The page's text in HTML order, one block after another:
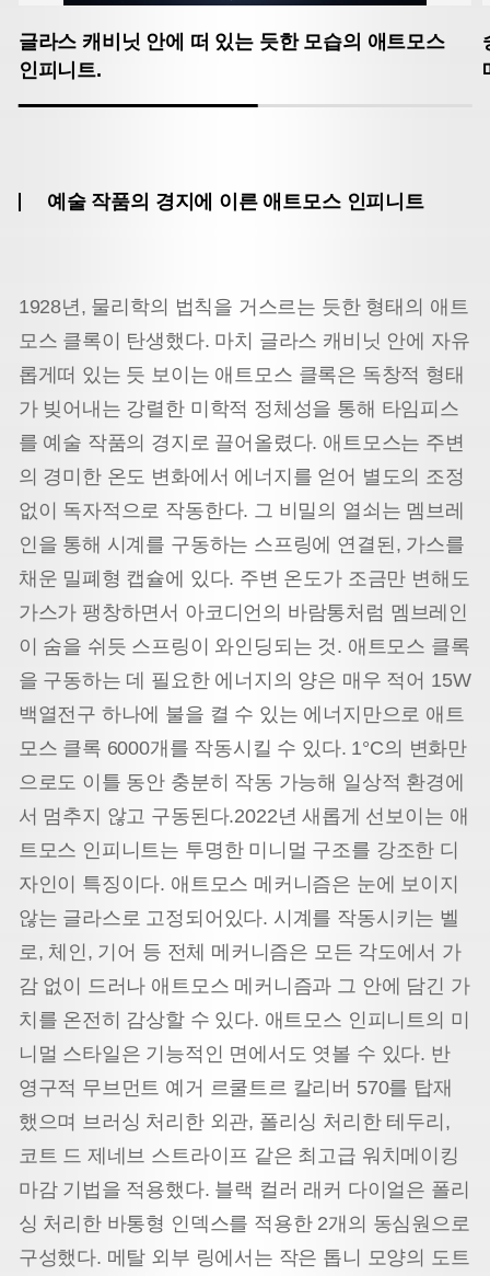
글라스 캐비닛 안에 떠 있는 듯한 모습의 애트모스
인피니트.
예술 작품의 경지에 이른 애트모스 인피니트
1928년, 물리학의 법칙을 거스르는 듯한 형태의 애트
모스 클록이 탄생했다. 마치 글라스 캐비닛 안에 자유
롭게떠 있는 듯 보이는 애트모스 클록은 독창적 형태
가 빚어내는 강렬한 미학적 정체성을 통해 타임피스
를 예술 작품의 경지로 끌어올렸다. 애트모스는 주변
의 경미한 온도 변화에서 에너지를 얻어 별도의 조정
없이 독자적으로 작동한다. 그 비밀의 열쇠는 멤브레
인을 통해 시계를 구동하는 스프링에 연결된, 가스를
채운 밀폐형 캡슐에 있다. 주변 온도가 조금만 변해도
가스가 팽창하면서 아코디언의 바람통처럼 멤브레인
이 숨을 쉬듯 스프링이 와인딩되는 것. 애트모스 클록
을 구동하는 데 필요한 에너지의 양은 매우 적어 15W
백열전구 하나에 불을 켤 수 있는 에너지만으로 애트
모스 클록 6000개를 작동시킬 수 있다. 1°C의 변화만
으로도 이틀 동안 충분히 작동 가능해 일상적 환경에
서 멈추지 않고 구동된다.2022년 새롭게 선보이는 애
트모스 인피니트는 투명한 미니멀 구조를 강조한 디
자인이 특징이다. 애트모스 메커니즘은 눈에 보이지
않는 글라스로 고정되어있다. 시계를 작동시키는 벨
로, 체인, 기어 등 전체 메커니즘은 모든 각도에서 가
감 없이 드러나 애트모스 메커니즘과 그 안에 담긴 가
치를 온전히 감상할 수 있다. 애트모스 인피니트의 미
니멀 스타일은 기능적인 면에서도 엿볼 수 있다. 반
영구적 무브먼트 예거 르쿨트르 칼리버 570를 탑재
했으며 브러싱 처리한 외관, 폴리싱 처리한 테두리,
코트 드 제네브 스트라이프 같은 최고급 워치메이킹
마감 기법을 적용했다. 블랙 컬러 래커 다이얼은 폴리
싱 처리한 바통형 인덱스를 적용한 2개의 동심원으로
구성했다. 메탈 외부 링에서는 작은 톱니 모양의 도트